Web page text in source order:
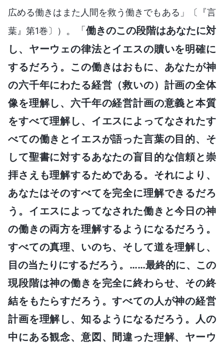
広める働きはまた人間を救う働きでもある」〔『言
葉』第1巻〕） 。「働きのこの段階はあなたに対
し、ヤーウェの律法とイエスの贖いを明確に
するだろう。この働きはおもに、あなたが神
の六千年にわたる経営（救いの）計画の全体
像を理解し、六千年の経営計画の意義と本質
をすべて理解し、イエスによってなされたす
べての働きとイエスが語った言葉の目的、そ
して聖書に対するあなたの盲目的な信頼と崇
拝さえも理解するためである。それにより、
あなたはそのすべてを完全に理解できるだろ
う。イエスによってなされた働きと今日の神
の働きの両方を理解するようになるだろう。
すべての真理、いのち、そして道を理解し、
目の当たりにするだろう。……最終的に、この
現段階は神の働きを完全に終わらせ、その終
結をもたらすだろう。すべての人が神の経営
計画を理解し、知るようになるだろう。人の
中にある観念、意図、間違った理解、ヤーウ